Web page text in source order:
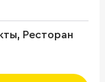
Ресторан